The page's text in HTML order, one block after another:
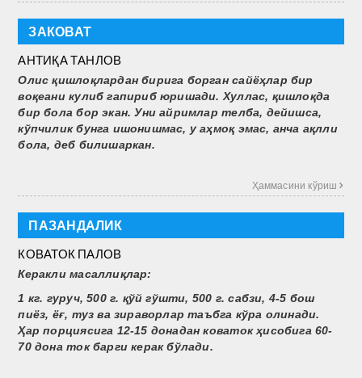
ЗАКОВАТ
АНТИҚА ТАНЛОВ
Олис қишлоқлардан бирига борган сайёҳлар бир
воқеани кулиб гапириб юришади. Хуллас, қишлоқда
бир бола бор экан. Уни айримлар телба, дейишса,
кўпчилик бунга ишонишмас, у аҳмоқ эмас, анча ақлли
бола, деб билишаркан.
Ҳаммасини кўриш 
ПАЗАНДАЛИК
КОВАТОК ПАЛОВ
Керакли масаллиқлар:
1 кг. гуруч, 500 г. қўй гўшти, 500 г. сабзи, 4-5 бош
пиёз, ёғ, туз ва зираворлар таъбга кўра олинади.
Ҳар порциясига 12-15 донадан коваток ҳисобига 60-
70 дона ток барги керак бўлади.